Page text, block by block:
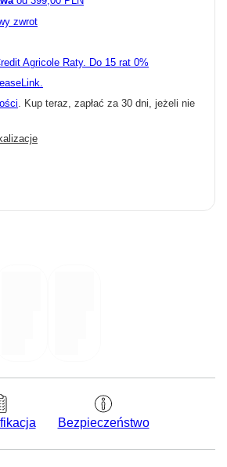
zwrot
Agricole Raty.
. Kup teraz, zapłać za 30 dni, jeżeli nie
Bezpieczeństwo